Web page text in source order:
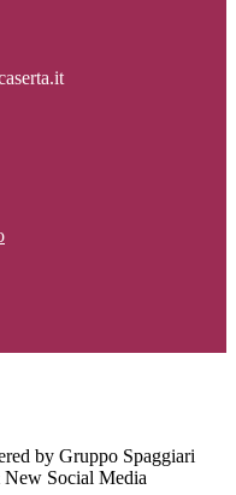
by Gruppo Spaggiari
Social Media